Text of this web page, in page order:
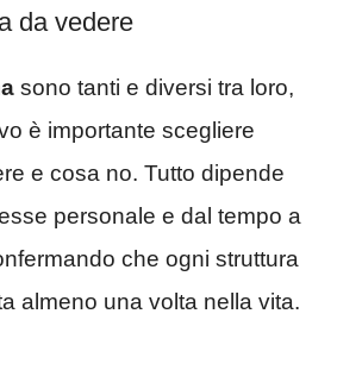
da vedere
sono tanti e diversi tra loro,
è importante scegliere
e cosa no. Tutto dipende
personale e dal tempo a
che ogni struttura
almeno una volta nella vita.